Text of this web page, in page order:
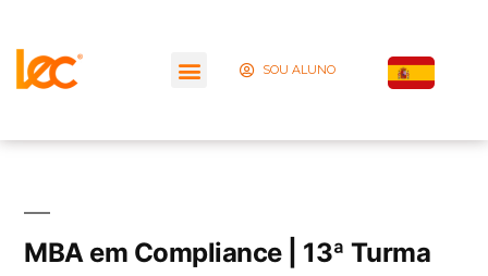
SOU ALUNO
MBA em Compliance | 13ª Turma